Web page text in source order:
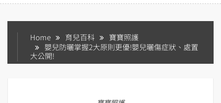
Home 育兒百科
寶寶照護
嬰兒防曬掌握2大原則更優!嬰兒曬傷症狀、處置
大公開!